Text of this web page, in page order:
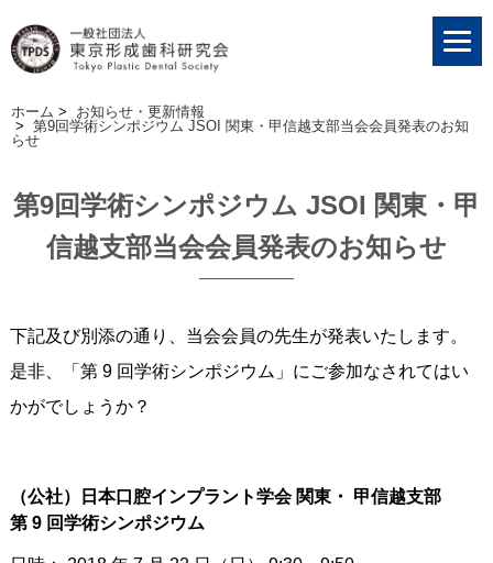
ホーム > お知らせ・更新情報
> 第9回学術シンポジウム JSOI 関東・甲信越支部当会会員発表のお知
らせ
第9回学術シンポジウム JSOI 関東・甲
信越支部当会会員発表のお知らせ
下記及び別添の通り、当会会員の先生が発表いたします。
是非、「第 9 回学術シンポジウム」にご参加なされてはい
かがでしょうか？
（公社）日本口腔インプラント学会 関東・ 甲信越支部
第 9 回学術シンポジウム